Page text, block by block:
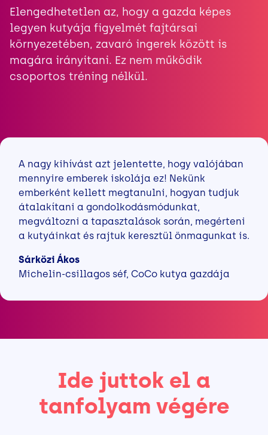
Elengedhetetlen az, hogy a gazda képes
legyen kutyája figyelmét fajtársai
környezetében, zavaró ingerek között is
magára irányítani. Ez nem működik
csoportos tréning nélkül.
A nagy kihívást azt jelentette, hogy valójában
mennyire emberek iskolája ez! Nekünk
emberként kellett megtanulni, hogyan tudjuk
átalakítani a gondolkodásmódunkat,
megváltozni a tapasztalások során, megérteni
a kutyáinkat és rajtuk keresztül önmagunkat is.
Sárközi Ákos
Michelin-csillagos séf, CoCo kutya gazdája
Ide juttok el a
tanfolyam végére